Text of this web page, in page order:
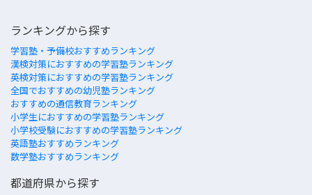
ランキングから探す
学習塾・予備校おすすめランキング
漢検対策におすすめの学習塾ランキング
英検対策におすすめの学習塾ランキング
全国でおすすめの幼児塾ランキング
おすすめの通信教育ランキング
小学生におすすめの学習塾ランキング
小学校受験におすすめの学習塾ランキング
英語塾おすすめランキング
数学塾おすすめランキング
都道府県から探す